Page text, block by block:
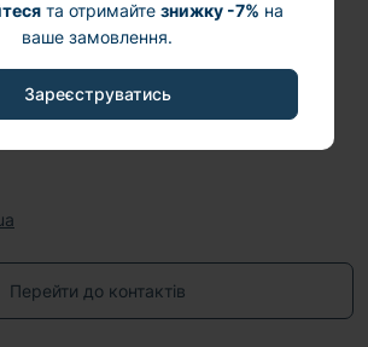
та отримайтезнижку -7% на
ваше замовлення.
Зареєструватись
Пн-Нд: 10:00–19:00
обл., м. Баришівка, вул.
Перейти до контактів